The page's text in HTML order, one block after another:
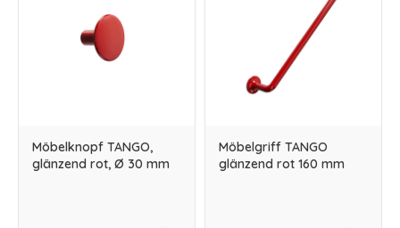
Möbelknopf TANGO,
glänzend rot, Ø 30 mm
Möbelgriff TANGO
glänzend rot 160 mm